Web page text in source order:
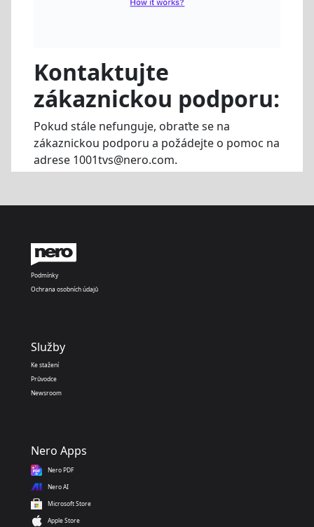
Kontaktujte
zákaznickou podporu:
Pokud stále nefunguje, obraťte se na
zákaznickou podporu a požádejte o pomoc na
adrese 1001tvs@nero.com.
Podmínky
Ochrana osobních údajů
Služby
Ke stažení
Průvodce
Newsroom
Nero Apps
Nero PDF
Nero AI
Microsoft Store
Apple Store